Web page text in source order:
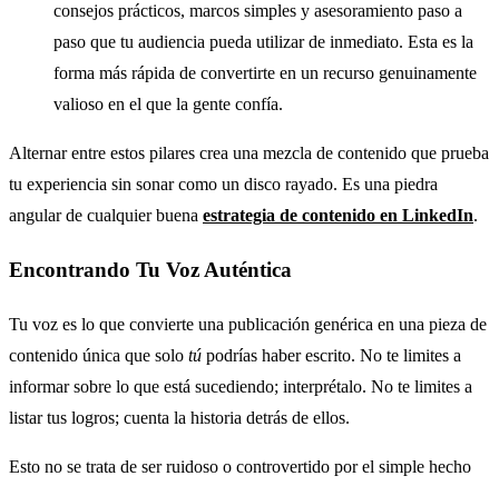
consejos prácticos, marcos simples y asesoramiento paso a
paso que tu audiencia pueda utilizar de inmediato. Esta es la
forma más rápida de convertirte en un recurso genuinamente
valioso en el que la gente confía.
Alternar entre estos pilares crea una mezcla de contenido que prueba
tu experiencia sin sonar como un disco rayado. Es una piedra
angular de cualquier buena estrategia de contenido en LinkedIn.
Encontrando Tu Voz Auténtica
Tu voz es lo que convierte una publicación genérica en una pieza de
contenido única que solo tú podrías haber escrito. No te limites a
informar sobre lo que está sucediendo; interprétalo. No te limites a
listar tus logros; cuenta la historia detrás de ellos.
Esto no se trata de ser ruidoso o controvertido por el simple hecho